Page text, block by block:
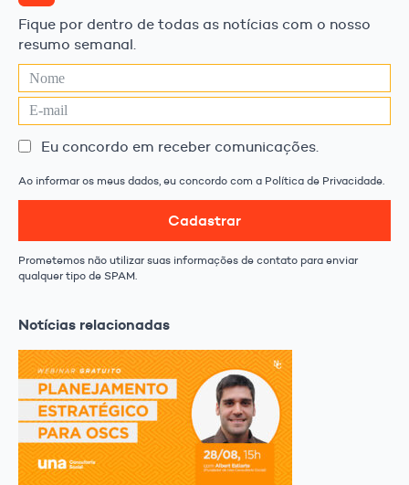
Fique por dentro de todas as notícias com o nosso
resumo semanal.
Eu concordo em receber comunicações.
Ao informar os meus dados, eu concordo com a Política de Privacidade.
Cadastrar
Prometemos não utilizar suas informações de contato para enviar
qualquer tipo de SPAM.
Notícias relacionadas